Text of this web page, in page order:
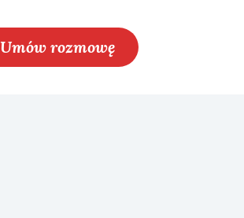
Umów rozmowę